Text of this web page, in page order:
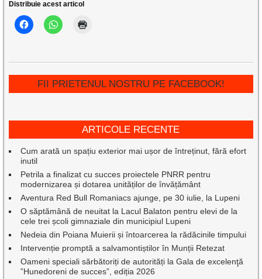
Distribuie acest articol
FII PRIETENUL NOSTRU PE FACEBOOK!
ARTICOLE RECENTE
Cum arată un spațiu exterior mai ușor de întreținut, fără efort
inutil
Petrila a finalizat cu succes proiectele PNRR pentru
modernizarea și dotarea unităților de învățământ
Aventura Red Bull Romaniacs ajunge, pe 30 iulie, la Lupeni
O săptămână de neuitat la Lacul Balaton pentru elevi de la
cele trei școli gimnaziale din municipiul Lupeni
Nedeia din Poiana Muierii și întoarcerea la rădăcinile timpului
Intervenție promptă a salvamontiștilor în Munții Retezat
Oameni speciali sărbătoriți de autorități la Gala de excelenţă
”Hunedoreni de succes”, ediția 2026